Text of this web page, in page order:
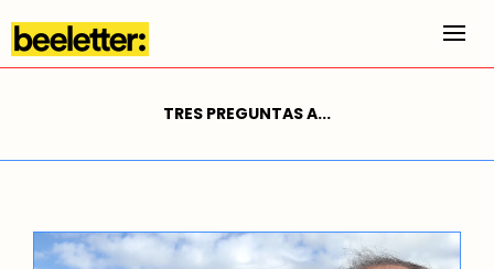
TRES PREGUNTAS A...